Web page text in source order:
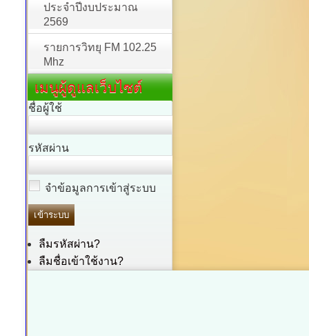
ประจำปีงบประมาณ
2569
รายการวิทยุ FM 102.25
Mhz
เมนูผู้ดูแลเว็บไซต์
ชื่อผู้ใช้
รหัสผ่าน
จำข้อมูลการเข้าสู่ระบบ
ลืมรหัสผ่าน?
ลืมชื่อเข้าใช้งาน?